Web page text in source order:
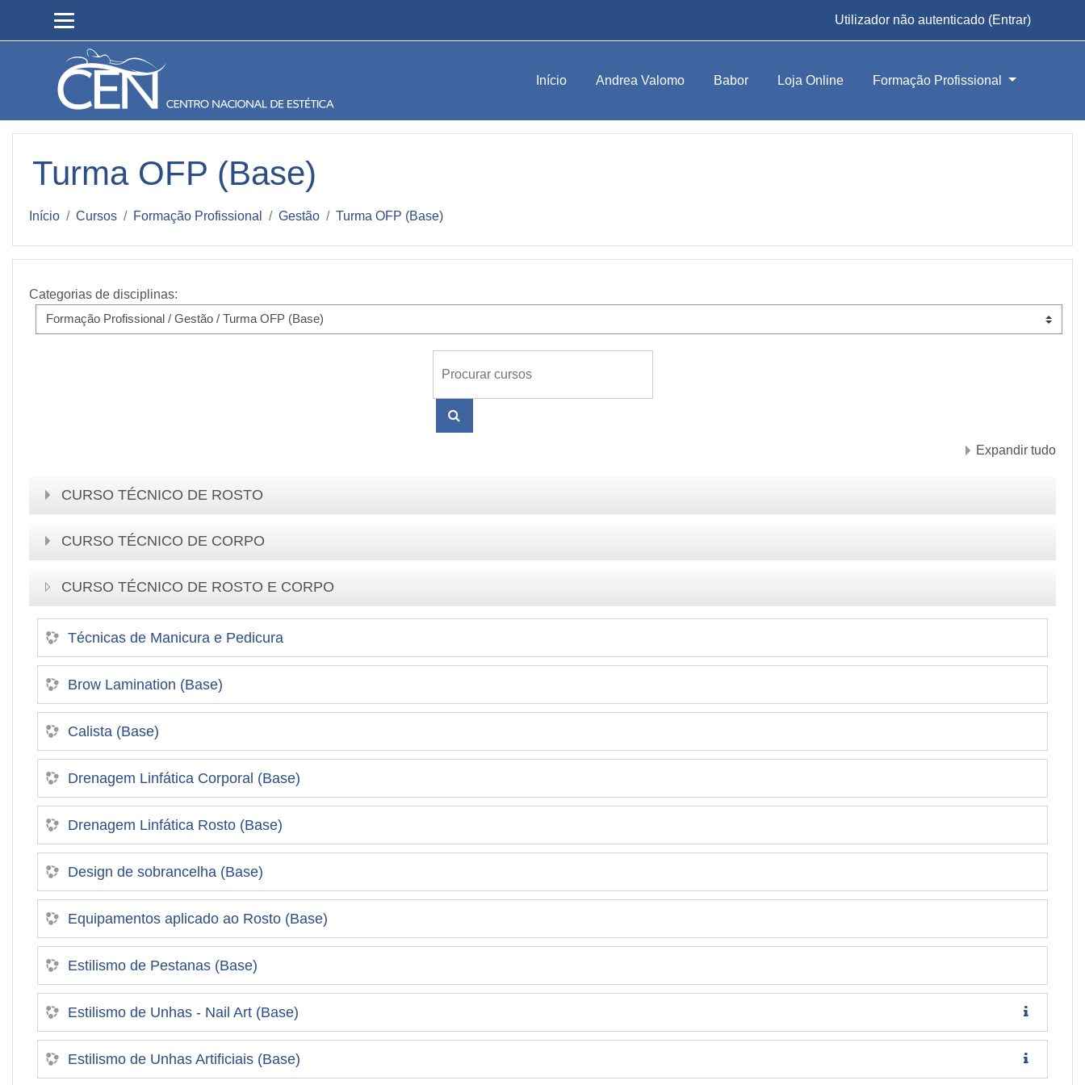
Utilizador não autenticado (Entrar)
Início Andrea Valomo Babor Loja Online Formação Profissional
Turma OFP (Base)
Início Cursos Formação Profissional Gestão Turma OFP (Base)
Categorias de disciplinas:
Procurar cursos
PROCURAR CURSOS
Expandir tudo
CURSO TÉCNICO DE ROSTO
CURSO TÉCNICO DE CORPO
CURSO TÉCNICO DE ROSTO E CORPO
Técnicas de Manicura e Pedicura
Brow Lamination (Base)
Calista (Base)
Drenagem Linfática Corporal (Base)
Drenagem Linfática Rosto (Base)
Design de sobrancelha (Base)
Equipamentos aplicado ao Rosto (Base)
Estilismo de Pestanas (Base)
Estilismo de Unhas - Nail Art (Base)
Estilismo de Unhas Artificiais (Base)